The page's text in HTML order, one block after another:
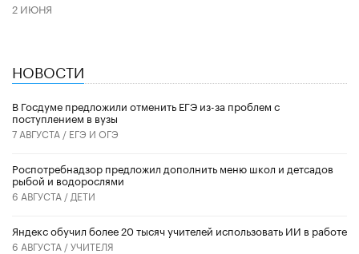
2 ИЮНЯ
НОВОСТИ
В Госдуме предложили отменить ЕГЭ из-за проблем с
поступлением в вузы
7 АВГУСТА / ЕГЭ И ОГЭ
Роспотребнадзор предложил дополнить меню школ и детсадов
рыбой и водорослями
6 АВГУСТА / ДЕТИ
​Яндекс обучил более 20 тысяч учителей использовать ИИ в работе
6 АВГУСТА /УЧИТЕЛЯ